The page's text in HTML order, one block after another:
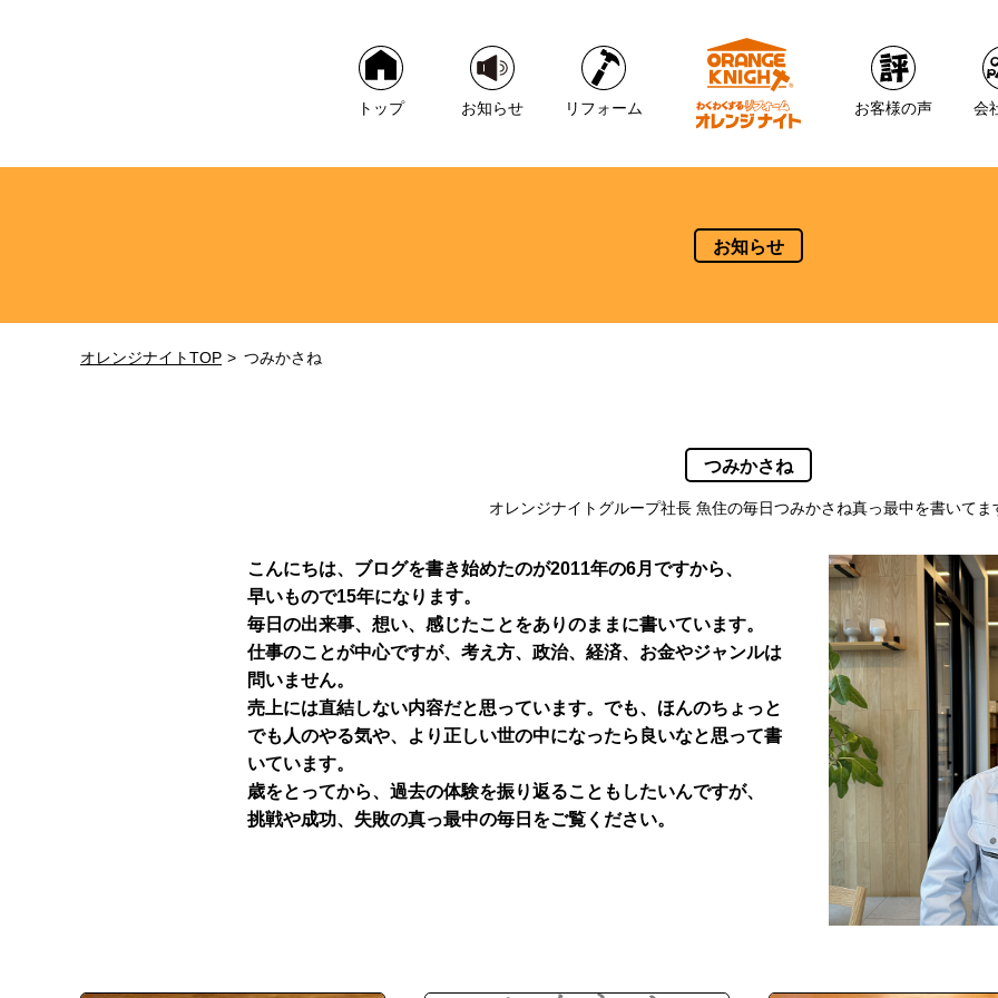
トップ お知らせ リフォーム お客様の声 会
お知らせ
オレンジナイトTOP つみかさね
つみかさね
オレンジナイトグループ社長 魚住の毎日つみかさね真っ最中を書いてま
こんにちは、ブログを書き始めたのが2011年の6月ですから、
早いもので15年になります。
毎日の出来事、想い、感じたことをありのままに書いています。
仕事のことが中心ですが、考え方、政治、経済、お金やジャンルは
問いません。
売上には直結しない内容だと思っています。でも、ほんのちょっと
でも人のやる気や、より正しい世の中になったら良いなと思って書
いています。
歳をとってから、過去の体験を振り返ることもしたいんですが、
挑戦や成功、失敗の真っ最中の毎日をご覧ください。